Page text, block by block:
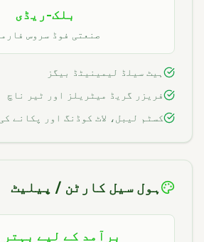
بلک-ریڈی
صنعتی فوڈ سروس
ہیٹ سیلڈ لیمینیٹڈ بیگز
فریزر گریڈ میٹریلز اور ٹیر ناچ
کسٹم لیبل، لاٹ کوڈنگ اور پکانے
ہول سیل کارٹن / پیلیٹ
برآمد کے لیے بہتر